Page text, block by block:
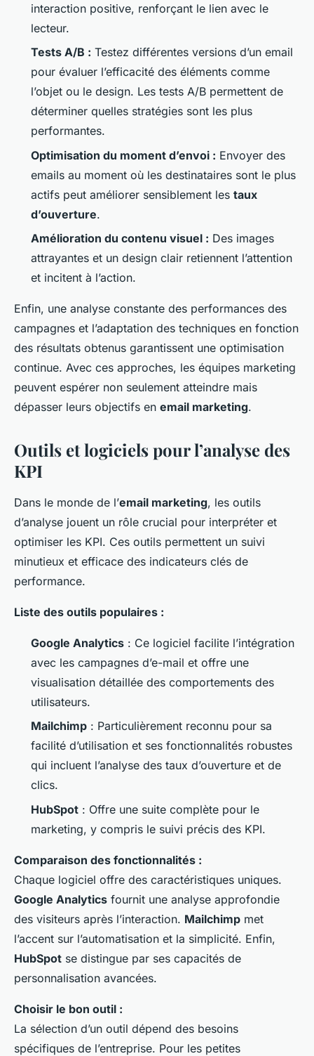
interaction positive, renforçant le lien avec le
lecteur.
Tests A/B : Testez différentes versions d’un email
pour évaluer l’efficacité des éléments comme
l’objet ou le design. Les tests A/B permettent de
déterminer quelles stratégies sont les plus
performantes.
Optimisation du moment d’envoi : Envoyer des
emails au moment où les destinataires sont le plus
actifs peut améliorer sensiblement les taux
d’ouverture.
Amélioration du contenu visuel : Des images
attrayantes et un design clair retiennent l’attention
et incitent à l’action.
Enfin, une analyse constante des performances des
campagnes et l’adaptation des techniques en fonction
des résultats obtenus garantissent une optimisation
continue. Avec ces approches, les équipes marketing
peuvent espérer non seulement atteindre mais
dépasser leurs objectifs en email marketing.
Outils et logiciels pour l’analyse des
KPI
Dans le monde de l’email marketing, les outils
d’analyse jouent un rôle crucial pour interpréter et
optimiser les KPI. Ces outils permettent un suivi
minutieux et efficace des indicateurs clés de
performance.
Liste des outils populaires :
Google Analytics : Ce logiciel facilite l’intégration
avec les campagnes d’e-mail et offre une
visualisation détaillée des comportements des
utilisateurs.
Mailchimp : Particulièrement reconnu pour sa
facilité d’utilisation et ses fonctionnalités robustes
qui incluent l’analyse des taux d’ouverture et de
clics.
HubSpot : Offre une suite complète pour le
marketing, y compris le suivi précis des KPI.
Comparaison des fonctionnalités :
Chaque logiciel offre des caractéristiques uniques.
Google Analytics fournit une analyse approfondie
des visiteurs après l’interaction. Mailchimp met
l’accent sur l’automatisation et la simplicité. Enfin,
HubSpot se distingue par ses capacités de
personnalisation avancées.
Choisir le bon outil :
La sélection d’un outil dépend des besoins
spécifiques de l’entreprise. Pour les petites